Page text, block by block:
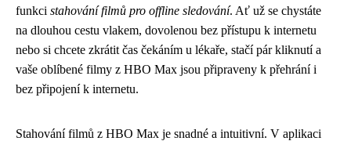
funkci stahování filmů pro offline sledování. Ať už se chystáte
na dlouhou cestu vlakem, dovolenou bez přístupu k internetu
nebo si chcete zkrátit čas čekáním u lékaře, stačí pár kliknutí a
vaše oblíbené filmy z HBO Max jsou připraveny k přehrání i
bez připojení k internetu.
Stahování filmů z HBO Max je snadné a intuitivní. V aplikaci